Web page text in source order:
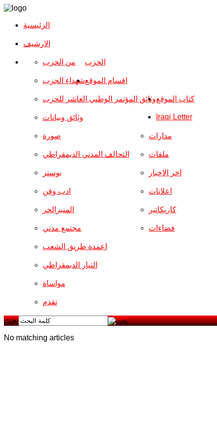
الرئيسية
الارشیف
الحزب من الحزب
شهداء الحزب
وثائق المؤتمر الوطني العاشر للحزب
وثائق وبيانات
اقسام الموقع
صورة
التحالف المدني الديمقراطي
بوستر
ادب وفن
المنبرالحر
مجتمع مدني
مدارات
ملفات
اخر الاخبار
اعلانات
كاريكاتير
فضاءات
اعمدة طريق الشعب
التيار الديمقراطي
مواساة
تقدم
كتاب الموقع
Iraqi Letter
بحث
No matching articles